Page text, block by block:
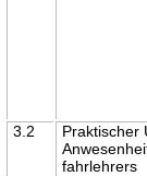
3.2
Praktischer
fahrlehrers